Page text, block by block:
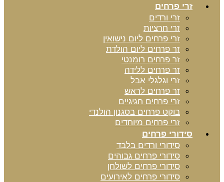
זרי פרחים
זרי ורדים
זרי חרציות
זרי פרחים ליום נישואין
זר פרחים ליום הולדת
זר פרחים רומנטי
זר פרחים ללידה
זרי וגלגלי אבל
זר פרחים לראש
זרי פרחים חגיגיים
בוקט פרחים בסגנון הולנדי
זרי פרחים מיוחדים
סידורי פרחים
סידורי ורדים בלבד
סידורי פרחים גבוהים
סידורי פרחים לשולחן
סידורי פרחים לאירועים